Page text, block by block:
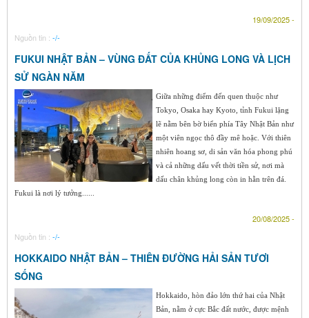
19/09/2025 -
Nguồn tin : -/-
FUKUI NHẬT BẢN – VÙNG ĐẤT CỦA KHỦNG LONG VÀ LỊCH
SỬ NGÀN NĂM
Giữa những điểm đến quen thuộc như
Tokyo, Osaka hay Kyoto, tỉnh Fukui lặng
lẽ nằm bên bờ biển phía Tây Nhật Bản như
một viên ngọc thô đầy mê hoặc. Với thiên
nhiên hoang sơ, di sản văn hóa phong phú
và cả những dấu vết thời tiền sử, nơi mà
dấu chân khủng long còn in hằn trên đá.
Fukui là nơi lý tưởng......
20/08/2025 -
Nguồn tin : -/-
HOKKAIDO NHẬT BẢN – THIÊN ĐƯỜNG HẢI SẢN TƯƠI
SỐNG
Hokkaido, hòn đảo lớn thứ hai của Nhật
Bản, nằm ở cực Bắc đất nước, được mệnh